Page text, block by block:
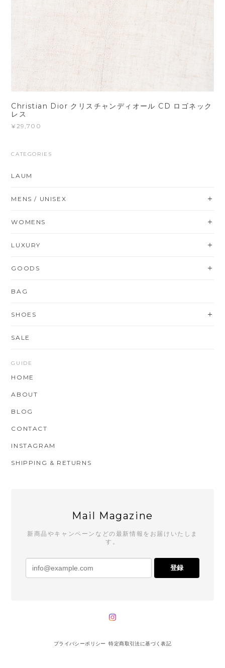
Christian Dior クリスチャンディオール CD ロゴネック
レス
¥29,700
CATEGORIES
LAUM
MENS / UNISEX
WOMENS
LUXURY
GOODS
BAG
SHOES
SALE
GUIDE
HOME
ABOUT
BLOG
CONTACT
INSTAGRAM
SHIPPING & RETURNS
Mail Magazine
新商品やキャンペーンなどの最新情報をお届けいたしま
す。
登録
プライバシーポリシー 特定商取引法に基づく表記